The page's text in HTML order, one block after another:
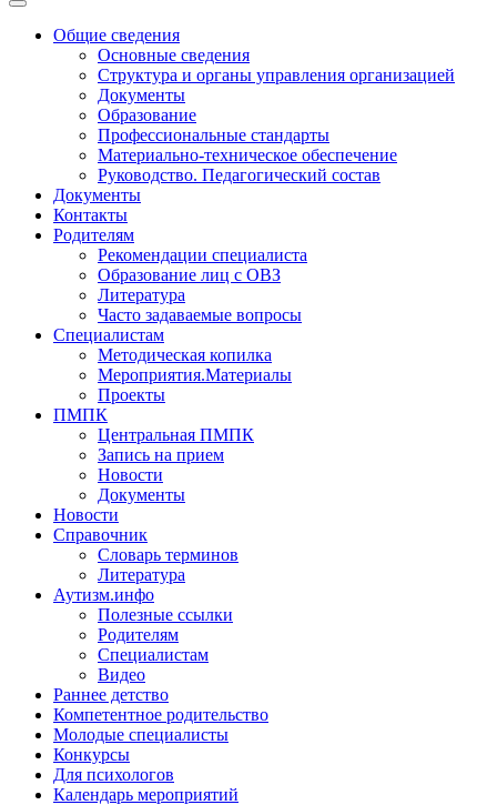
Toggle
navigationОбщие сведения
Основные сведения
Структура и органы управления организацией
Документы
Образование
Профессиональные стандарты
Материально-техническое обеспечение
Руководство. Педагогический состав
Документы
Контакты
Родителям
Рекомендации специалиста
Образование лиц с ОВЗ
Литература
Часто задаваемые вопросы
Специалистам
Методическая копилка
Мероприятия.Материалы
Проекты
ПМПК
Центральная ПМПК
Запись на прием
Новости
Документы
Новости
Справочник
Словарь терминов
Литература
Аутизм.инфо
Полезные ссылки
Родителям
Специалистам
Видео
Раннее детство
Компетентное родительство
Молодые специалисты
Конкурсы
Для психологов
Календарь мероприятий